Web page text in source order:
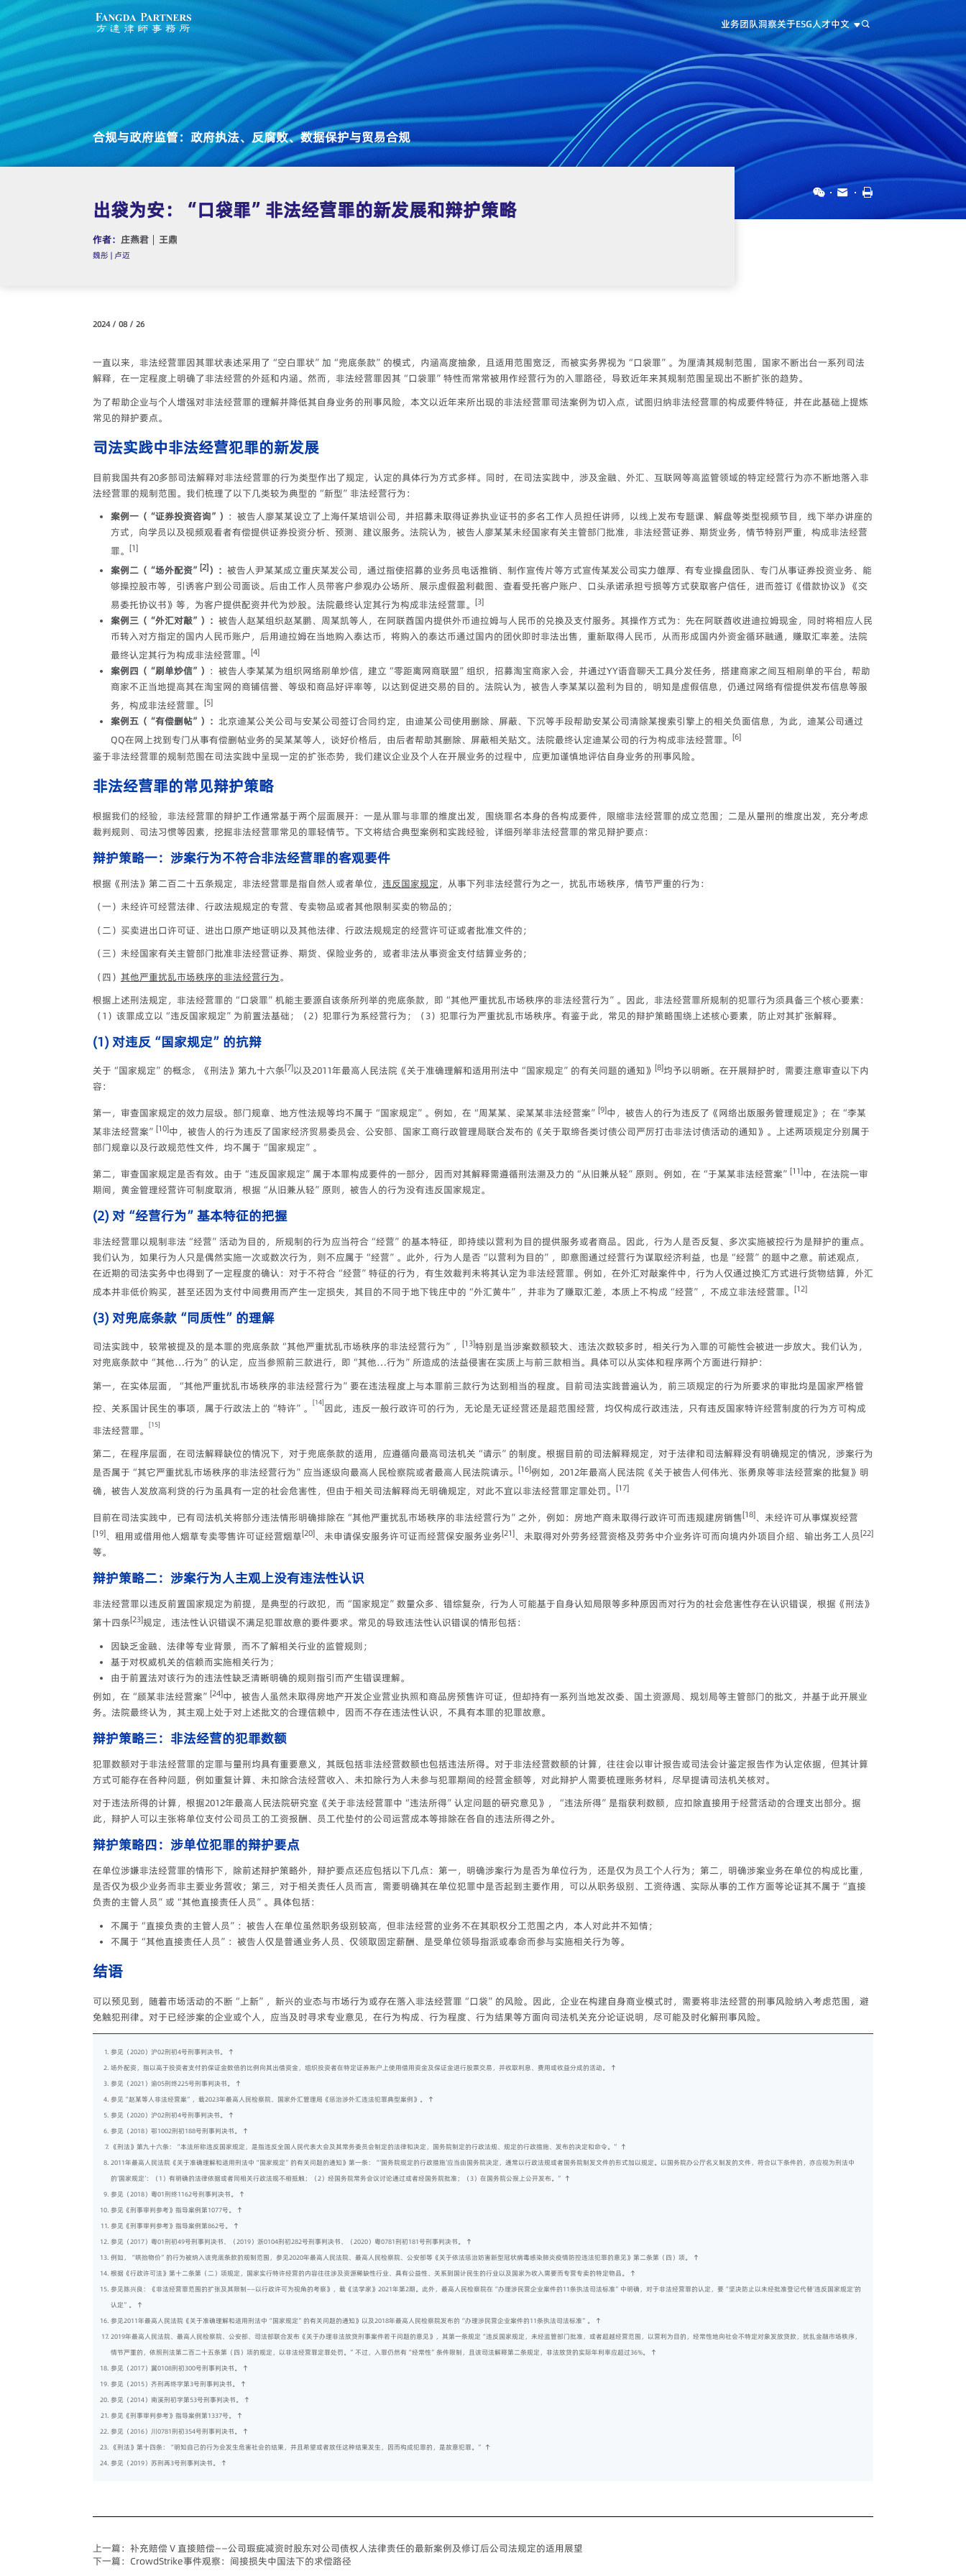
业务团队洞察关于ESG人才中文
中文
EN
日本語
合规与政府监管：政府执法、反腐败、数据保护与贸易合规
出袋为安：“口袋罪”非法经营罪的新发展和辩护策略
作者： 庄燕君 王鼎
魏彤 | 卢迈
2024 / 08 / 26
一直以来，非法经营罪因其罪状表述采用了 “空白罪状”加“兜底条款”的模式，内涵高度抽象，且适用范围宽泛，而被实务界视为“口袋罪”。为厘清其规制范围，国家不断出台一系列司法
解释，在一定程度上明确了非法经营的外延和内涵。然而，非法经营罪因其“口袋罪”特性而常常被用作经营行为的入罪路径，导致近年来其规制范围呈现出不断扩张的趋势。
为了帮助企业与个人增强对非法经营罪的理解并降低其自身业务的刑事风险，本文以近年来所出现的非法经营罪司法案例为切入点，试图归纳非法经营罪的构成要件特征，并在此基础上提炼
常见的辩护要点。
司法实践中非法经营犯罪的新发展
目前我国共有20多部司法解释对非法经营罪的行为类型作出了规定，认定的具体行为方式多样。同时，在司法实践中，涉及金融、外汇、互联网等高监管领域的特定经营行为亦不断地落入非
法经营罪的规制范围。我们梳理了以下几类较为典型的“新型”非法经营行为：
案例一（“证券投资咨询”） ：被告人廖某某设立了上海仟某培训公司，并招募未取得证券执业证书的多名工作人员担任讲师，以线上发布专题课、解盘等类型视频节目，线下举办讲座的
方式，向学员以及视频观看者有偿提供证券投资分析、预测、建议服务。法院认为，被告人廖某某未经国家有关主管部门批准，非法经营证券、期货业务，情节特别严重，构成非法经营
罪。 [1]
案例二（“场外配资” [2]）： 被告人尹某某成立重庆某发公司，通过指使招募的业务员电话推销、制作宣传片等方式宣传某发公司实力雄厚、有专业操盘团队、专门从事证券投资业务、能
够操控股市等，引诱客户到公司面谈。后由工作人员带客户参观办公场所、展示虚假盈利截图、查看受托客户账户、口头承诺承担亏损等方式获取客户信任，进而签订《借款协议》《交
易委托协议书》等，为客户提供配资并代为炒股。法院最终认定其行为构成非法经营罪。 [3]
案例三（“外汇对敲”）： 被告人赵某组织赵某鹏、周某凯等人，在阿联酋国内提供外币迪拉姆与人民币的兑换及支付服务。其操作方式为：先在阿联酋收进迪拉姆现金，同时将相应人民
币转入对方指定的国内人民币账户，后用迪拉姆在当地购入泰达币，将购入的泰达币通过国内的团伙即时非法出售，重新取得人民币，从而形成国内外资金循环融通，赚取汇率差。法院
最终认定其行为构成非法经营罪。 [4]
案例四（“刷单炒信”） ：被告人李某某为组织网络刷单炒信，建立“零距离网商联盟”组织，招募淘宝商家入会，并通过YY语音聊天工具分发任务，搭建商家之间互相刷单的平台，帮助
商家不正当地提高其在淘宝网的商铺信誉、等级和商品好评率等，以达到促进交易的目的。法院认为，被告人李某某以盈利为目的，明知是虚假信息，仍通过网络有偿提供发布信息等服
务，构成非法经营罪。 [5]
案例五（“有偿删帖”）： 北京迪某公关公司与安某公司签订合同约定，由迪某公司使用删除、屏蔽、下沉等手段帮助安某公司清除某搜索引擎上的相关负面信息，为此，迪某公司通过
QQ在网上找到专门从事有偿删帖业务的吴某某等人，谈好价格后，由后者帮助其删除、屏蔽相关贴文。法院最终认定迪某公司的行为构成非法经营罪。 [6]
鉴于非法经营罪的规制范围在司法实践中呈现一定的扩张态势，我们建议企业及个人在开展业务的过程中，应更加谨慎地评估自身业务的刑事风险。
非法经营罪的常见辩护策略
根据我们的经验，非法经营罪的辩护工作通常基于两个层面展开：一是从罪与非罪的维度出发，围绕罪名本身的各构成要件，限缩非法经营罪的成立范围；二是从量刑的维度出发，充分考虑
裁判规则、司法习惯等因素，挖掘非法经营罪常见的罪轻情节。下文将结合典型案例和实践经验，详细列举非法经营罪的常见辩护要点：
辩护策略一：涉案行为不符合非法经营罪的客观要件
根据《刑法》第二百二十五条规定，非法经营罪是指自然人或者单位， 违反国家规定，从事下列非法经营行为之一，扰乱市场秩序，情节严重的行为：
（一）未经许可经营法律、行政法规规定的专营、专卖物品或者其他限制买卖的物品的；
（二）买卖进出口许可证、进出口原产地证明以及其他法律、行政法规规定的经营许可证或者批准文件的；
（三）未经国家有关主管部门批准非法经营证券、期货、保险业务的，或者非法从事资金支付结算业务的；
（四） 其他严重扰乱市场秩序的非法经营行为。
根据上述刑法规定，非法经营罪的“口袋罪”机能主要源自该条所列举的兜底条款，即“其他严重扰乱市场秩序的非法经营行为”。因此，非法经营罪所规制的犯罪行为须具备三个核心要素：
（1）该罪成立以“违反国家规定”为前置法基础；（2）犯罪行为系经营行为；（3）犯罪行为严重扰乱市场秩序。有鉴于此，常见的辩护策略围绕上述核心要素，防止对其扩张解释。
(1) 对违反“国家规定”的抗辩
关于“国家规定”的概念，《刑法》第九十六条[7]以及2011年最高人民法院《关于准确理解和适用刑法中“国家规定”的有关问题的通知》 [8]均予以明晰。在开展辩护时，需要注意审查以下内
容：
第一，审查国家规定的效力层级。部门规章、地方性法规等均不属于“国家规定”。例如，在“周某某、梁某某非法经营案” [9]中，被告人的行为违反了《网络出版服务管理规定》；在“李某
某非法经营案” [10]中，被告人的行为违反了国家经济贸易委员会、公安部、国家工商行政管理局联合发布的《关于取缔各类讨债公司严厉打击非法讨债活动的通知》。上述两项规定分别属于
部门规章以及行政规范性文件，均不属于“国家规定”。
第二，审查国家规定是否有效。由于“违反国家规定”属于本罪构成要件的一部分，因而对其解释需遵循刑法溯及力的“从旧兼从轻”原则。例如，在“于某某非法经营案” [11]中，在法院一审
期间，黄金管理经营许可制度取消，根据“从旧兼从轻”原则，被告人的行为没有违反国家规定。
(2) 对“经营行为”基本特征的把握
非法经营罪以规制非法“经营”活动为目的，所规制的行为应当符合“经营”的基本特征，即持续以营利为目的提供服务或者商品。因此，行为人是否反复、多次实施被控行为是辩护的重点。
我们认为，如果行为人只是偶然实施一次或数次行为，则不应属于“经营”。此外，行为人是否“以营利为目的”，即意图通过经营行为谋取经济利益，也是“经营”的题中之意。前述观点，
在近期的司法实务中也得到了一定程度的确认：对于不符合“经营”特征的行为，有生效裁判未将其认定为非法经营罪。例如，在外汇对敲案件中，行为人仅通过换汇方式进行货物结算，外汇
成本并非低价购买，甚至还因为支付中间费用而产生一定损失，其目的不同于地下钱庄中的“外汇黄牛”，并非为了赚取汇差，本质上不构成“经营”，不成立非法经营罪。 [12]
(3) 对兜底条款“同质性”的理解
司法实践中，较常被提及的是本罪的兜底条款“其他严重扰乱市场秩序的非法经营行为”， [13]特别是当涉案数额较大、违法次数较多时，相关行为入罪的可能性会被进一步放大。我们认为，
对兜底条款中“其他…行为”的认定，应当参照前三款进行，即“其他…行为”所造成的法益侵害在实质上与前三款相当。具体可以从实体和程序两个方面进行辩护：
第一，在实体层面，“其他严重扰乱市场秩序的非法经营行为”要在违法程度上与本罪前三款行为达到相当的程度。目前司法实践普遍认为，前三项规定的行为所要求的审批均是国家严格管
控、关系国计民生的事项，属于行政法上的“特许”。
[14]因此，违反一般行政许可的行为，无论是无证经营还是超范围经营，均仅构成行政违法，只有违反国家特许经营制度的行为方可构成
非法经营罪。
[15]
第二，在程序层面，在司法解释缺位的情况下，对于兜底条款的适用，应遵循向最高司法机关“请示”的制度。根据目前的司法解释规定，对于法律和司法解释没有明确规定的情况，涉案行为
是否属于“其它严重扰乱市场秩序的非法经营行为”应当逐级向最高人民检察院或者最高人民法院请示。 [16]例如，2012年最高人民法院《关于被告人何伟光、张勇泉等非法经营案的批复》明
确，被告人发放高利贷的行为虽具有一定的社会危害性，但由于相关司法解释尚无明确规定，对此不宜以非法经营罪定罪处罚。 [17]
目前在司法实践中，已有司法机关将部分违法情形明确排除在“其他严重扰乱市场秩序的非法经营行为”之外，例如：房地产商未取得行政许可而违规建房销售[18]、未经许可从事煤炭经营
[19]、租用或借用他人烟草专卖零售许可证经营烟草[20]、未申请保安服务许可证而经营保安服务业务[21]、未取得对外劳务经营资格及劳务中介业务许可而向境内外项目介绍、输出务工人员[22]
等。
辩护策略二：涉案行为人主观上没有违法性认识
非法经营罪以违反前置国家规定为前提，是典型的行政犯，而“国家规定”数量众多、错综复杂，行为人可能基于自身认知局限等多种原因而对行为的社会危害性存在认识错误，根据《刑法》
第十四条[23]规定，违法性认识错误不满足犯罪故意的要件要求。常见的导致违法性认识错误的情形包括：
因缺乏金融、法律等专业背景，而不了解相关行业的监管规则；
基于对权威机关的信赖而实施相关行为；
由于前置法对该行为的违法性缺乏清晰明确的规则指引而产生错误理解。
例如，在“顾某非法经营案” [24]中，被告人虽然未取得房地产开发企业营业执照和商品房预售许可证，但却持有一系列当地发改委、国土资源局、规划局等主管部门的批文，并基于此开展业
务。法院最终认为，其主观上处于对上述批文的合理信赖中，因而不存在违法性认识，不具有本罪的犯罪故意。
辩护策略三：非法经营的犯罪数额
犯罪数额对于非法经营罪的定罪与量刑均具有重要意义，其既包括非法经营数额也包括违法所得。对于非法经营数额的计算，往往会以审计报告或司法会计鉴定报告作为认定依据，但其计算
方式可能存在各种问题，例如重复计算、未扣除合法经营收入、未扣除行为人未参与犯罪期间的经营金额等，对此辩护人需要梳理账务材料，尽早提请司法机关核对。
对于违法所得的计算，根据2012年最高人民法院研究室《关于非法经营罪中“违法所得”认定问题的研究意见》，“违法所得”是指获利数额，应扣除直接用于经营活动的合理支出部分。据
此，辩护人可以主张将单位支付公司员工的工资报酬、员工代垫付的公司运营成本等排除在各自的违法所得之外。
辩护策略四：涉单位犯罪的辩护要点
在单位涉嫌非法经营罪的情形下，除前述辩护策略外，辩护要点还应包括以下几点：第一， 明确涉案行为是否为单位行为，还是仅为员工个人行为；第二，明确涉案业务在单位的构成比重，
是否仅为极少业务而非主要业务营收；第三，对于相关责任人员而言，需要明确其在单位犯罪中是否起到主要作用，可以从职务级别、工资待遇、实际从事的工作方面等论证其不属于“直接
负责的主管人员”或“其他直接责任人员”。具体包括：
不属于“直接负责的主管人员”：被告人在单位虽然职务级别较高，但非法经营的业务不在其职权分工范围之内，本人对此并不知情；
不属于“其他直接责任人员”：被告人仅是普通业务人员、仅领取固定薪酬、是受单位领导指派或奉命而参与实施相关行为等。
结语
可以预见到，随着市场活动的不断“上新”，新兴的业态与市场行为或存在落入非法经营罪“口袋”的风险。因此，企业在构建自身商业模式时，需要将非法经营的刑事风险纳入考虑范围，避
免触犯刑律。对于已经涉案的企业或个人，应当及时寻求专业意见，在行为构成、行为程度、行为结果等方面向司法机关充分论证说明，尽可能及时化解刑事风险。
参见（2020）沪02刑初4号刑事判决书。
↑
场外配资，指以高于投资者支付的保证金数倍的比例向其出借资金，组织投资者在特定证券账户上使用借用资金及保证金进行股票交易，并收取利息、费用或收益分成的活动。
↑
参见（2021）渝05刑终225号刑事判决书。
↑
参见“赵某等人非法经营案”，载2023年最高人民检察院、国家外汇管理局《惩治涉外汇违法犯罪典型案例》。
↑
参见（2020）沪02刑初4号刑事判决书。
↑
参见（2018）鄂1002刑初188号刑事判决书。
↑
《刑法》第九十六条：“本法所称违反国家规定，是指违反全国人民代表大会及其常务委员会制定的法律和决定，国务院制定的行政法规、规定的行政措施、发布的决定和命令。” ↑
2011年最高人民法院《关于准确理解和适用刑法中“国家规定”的有关问题的通知》第一条：“‘国务院规定的行政措施’应当由国务院决定，通常以行政法规或者国务院制发文件的形式加以规定。以国务院办公厅名义制发的文件，符合以下条件的，亦应视为刑法中
的‘国家规定’：（1）有明确的法律依据或者同相关行政法规不相抵触；（2）经国务院常务会议讨论通过或者经国务院批准；（3）在国务院公报上公开发布。” ↑
参见（2018）粤01刑终1162号刑事判决书。
↑
参见《刑事审判参考》指导案例第1077号。
↑
参见《刑事审判参考》指导案例第862号。
↑
参见（2017）粤01刑初49号刑事判决书、（2019）浙0104刑初282号刑事判决书、（2020）粤0781刑初181号刑事判决书。
↑
例如，“哄抬物价”的行为被纳入该兜底条款的规制范围，参见2020年最高人民法院、最高人民检察院、公安部等《关于依法惩治妨害新型冠状病毒感染肺炎疫情防控违法犯罪的意见》第二条第（四）项。
↑
根据《行政许可法》第十二条第（二）项规定，国家实行特许经营的内容往往涉及资源稀缺性行业、具有公益性、关系到国计民生的行业以及国家为收入需要而专营专卖的特定物品。
↑
参见陈兴良：《非法经营罪范围的扩张及其限制——以行政许可为视角的考察》，载《法学家》2021年第2期。此外，最高人民检察院在“办理涉民营企业案件的11条执法司法标准”中明确，对于非法经营罪的认定，要“坚决防止以未经批准登记代替‘违反国家规定’的
认定”。
↑
参见2011年最高人民法院《关于准确理解和适用刑法中“国家规定”的有关问题的通知》以及2018年最高人民检察院发布的“办理涉民营企业案件的11条执法司法标准”。
↑
2019年最高人民法院、最高人民检察院、公安部、司法部联合发布《关于办理非法放贷刑事案件若干问题的意见》，其第一条规定“违反国家规定，未经监管部门批准，或者超越经营范围，以营利为目的，经常性地向社会不特定对象发放贷款，扰乱金融市场秩序，
情节严重的，依照刑法第二百二十五条第（四）项的规定，以非法经营罪定罪处罚。”不过，入罪仍然有“经常性”条件限制，且该司法解释第二条规定，非法放贷的实际年利率应超过36%。
↑
参见（2017）冀0108刑初300号刑事判决书。
↑
参见（2015）齐刑再终字第3号刑事判决书。
↑
参见（2014）南溪刑初字第53号刑事判决书。
↑
参见《刑事审判参考》指导案例第1337号。
↑
参见（2016）川0781刑初354号刑事判决书。
↑
《刑法》第十四条：“明知自己的行为会发生危害社会的结果，并且希望或者放任这种结果发生，因而构成犯罪的，是故意犯罪。” ↑
参见（2019）苏刑再3号刑事判决书。
↑
上一篇： 补充赔偿 V 直接赔偿——公司瑕疵减资时股东对公司债权人法律责任的最新案例及修订后公司法规定的适用展望
下一篇： CrowdStrike事件观察：间接损失中国法下的求偿路径